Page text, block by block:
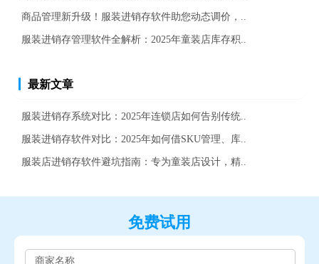
商品管理新升级！服装进销存软件助您动态调价，..
服装进销存管理软件全解析：2025年童装店库存积..
最新文章
服装进销存系统对比：2025年连锁店如何告别传统..
服装进销存软件对比：2025年如何借SKU管理、库..
服装店进销存软件避坑指南：专为童装店设计，精..
免费试用